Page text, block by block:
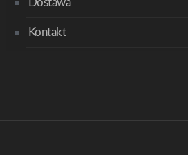
Dostawa
Kontakt